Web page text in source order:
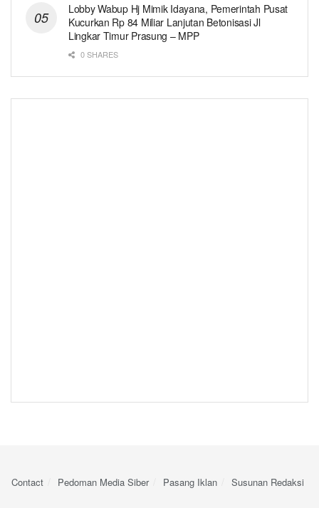
Lobby Wabup Hj Mimik Idayana, Pemerintah Pusat
Kucurkan Rp 84 Miliar Lanjutan Betonisasi Jl
Lingkar Timur Prasung – MPP
0 SHARES
Contact Pedoman Media Siber Pasang Iklan Susunan Redaksi